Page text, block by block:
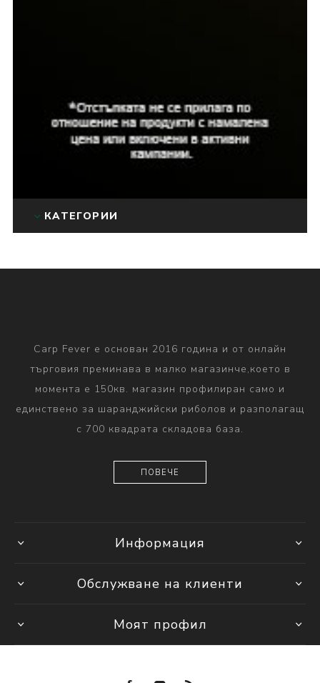
КАТЕГОРИИ
Carp Fever е основан 2016 година и от онлайн
търговия преминава в малко магазинче,което в
момента е 150кв. магазин профилиран само и
единствено за шаранджийски риболов и разполагащ
с 700 квадрата складова база.
ПОВЕЧЕ
Информация
Обслужване на клиенти
Моят профил